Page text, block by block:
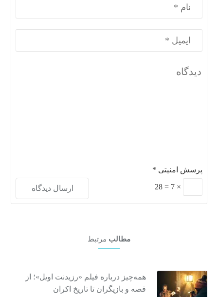
پرسش امنیتی *
×
7
=
28
مطالب مرتبط
همه‌چیز درباره فیلم «رزیدنت اویل»؛ از
قصه و بازیگران تا تاریخ اکران